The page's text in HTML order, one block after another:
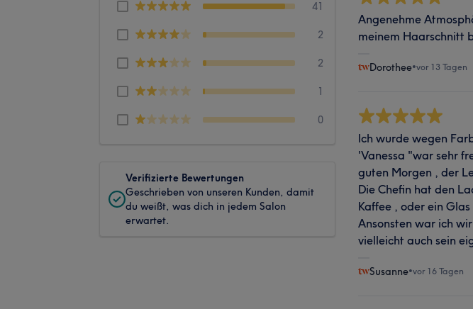
41
2
2
1
0
Verifizierte Bewertungen
Geschrieben von unseren Kunden, damit
du weißt, was dich in jedem Salon
erwartet.
Angenehme
meinem Haarschnitt
Dorothee•vor 13 Tagen
Ich wurde wegen
'Vanessa "war sehr
guten Morgen , der
Die Chefin hat den
Kaffee , oder ein
Ansonsten war ich
vielleicht auch sein
Susanne•vor 16 Tagen